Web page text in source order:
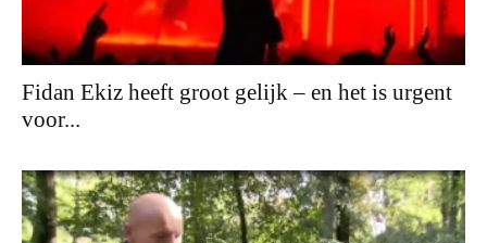
Fidan Ekiz heeft groot gelijk – en het is urgent
voor...